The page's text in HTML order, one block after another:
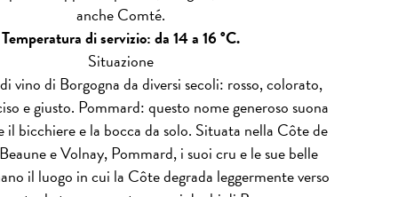
anche Comté.
Temperatura di servizio: da 14 a 16 °C.
Situazione
vino di Borgogna da diversi secoli: rosso, colorato,
e giusto. Pommard: questo nome generoso suona
il bicchiere e la bocca da solo. Situata nella Côte de
e Volnay, Pommard, i suoi cru e le sue belle
il luogo in cui la Côte degrada leggermente verso